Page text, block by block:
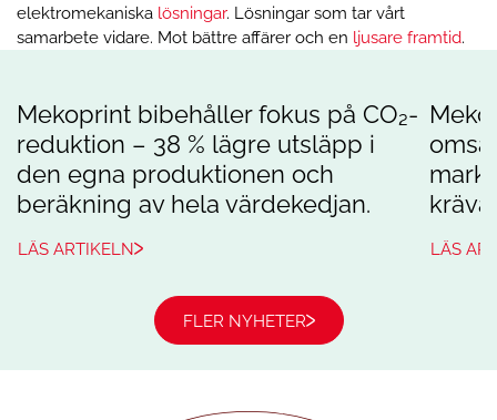
elektromekaniska lösningar. Lösningar som tar vårt
samarbete vidare. Mot bättre affärer och en ljusare framtid.
Mekoprint bibehåller fokus på CO₂-
reduktion – 38 % lägre utsläpp i
den egna produktionen och
beräkning av hela värdekedjan.
LÄS ARTIKELN LÄS
FLER NYHETER